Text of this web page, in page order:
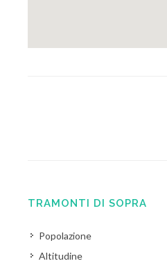
TRAMONTI DI SOPRA
Popolazione
Altitudine